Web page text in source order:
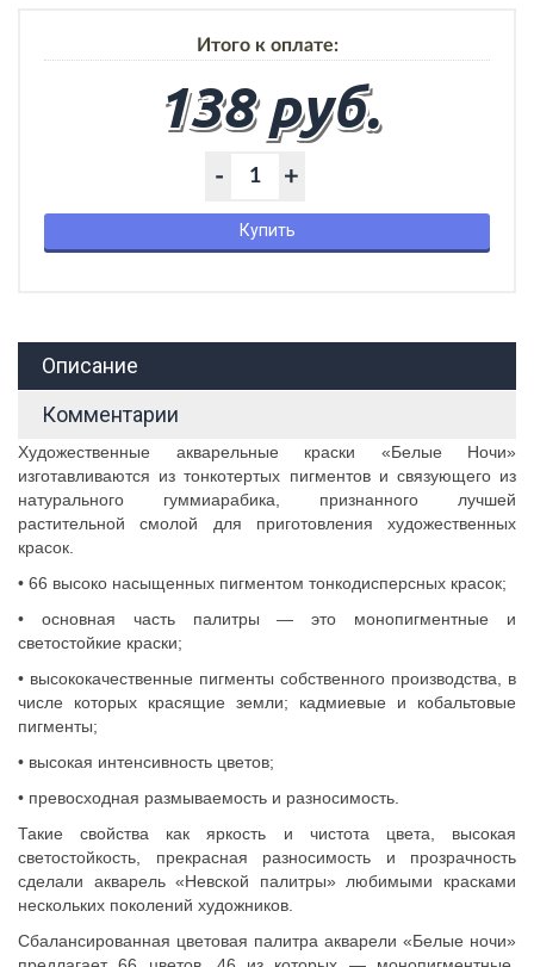
Итого к оплате:
138 руб.
+
-
Купить
Описание
Комментарии
Художественные акварельные краски «Белые Ночи»
изготавливаются из тонкотертых пигментов и связующего из
натурального гуммиарабика, признанного лучшей
растительной смолой для приготовления художественных
красок.
• 66 высоко насыщенных пигментом тонкодисперсных красок;
• основная часть палитры — это монопигментные и
светостойкие краски;
• высококачественные пигменты собственного производства, в
числе которых красящие земли; кадмиевые и кобальтовые
пигменты;
• высокая интенсивность цветов;
• превосходная размываемость и разносимость.
Такие свойства как яркость и чистота цвета, высокая
светостойкость, прекрасная разносимость и прозрачность
сделали акварель «Невской палитры» любимыми красками
нескольких поколений художников.
Сбалансированная цветовая палитра акварели «Белые ночи»